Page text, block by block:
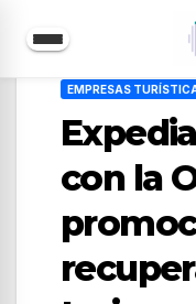
contenido
EMPRESAS
con la